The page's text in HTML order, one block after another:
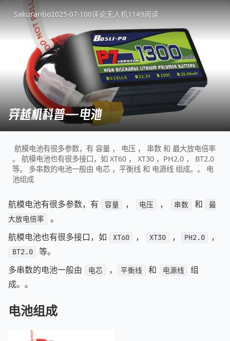
Sakuranbo2025-07-100评论无人机1149阅读
穿越机科普——电池
航模电池有很多参数，有 容量 ， 电压 ， 串数 和 最大放电倍率
。 航模电池也有很多接口，如 XT60 ， XT30 ，PH2.0 ， BT2.0
等。 多串数的电池一般由 电芯 ，平衡线 和 电源线 组成。。 电
池组成
航模电池有很多参数，有 容量 ， 电压 ， 串数 和
最
大放电倍率
。
航模电池也有很多接口，如
XT60 ， XT30 ， PH2.0 ，
BT2.0
等。
多串数的电池一般由
电芯 ， 平衡线 和 电源线
组
成。。
电池组成